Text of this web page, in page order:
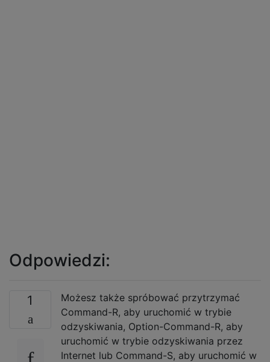
Odpowiedzi:
1
Możesz także spróbować przytrzymać
Command-R, aby uruchomić w trybie
odzyskiwania, Option-Command-R, aby
uruchomić w trybie odzyskiwania przez
Internet lub Command-S, aby uruchomić w